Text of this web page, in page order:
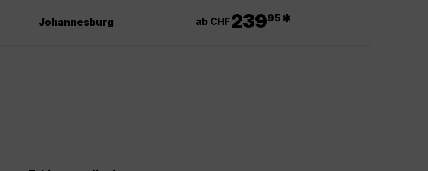
Johannesburg ab CHF23995 *